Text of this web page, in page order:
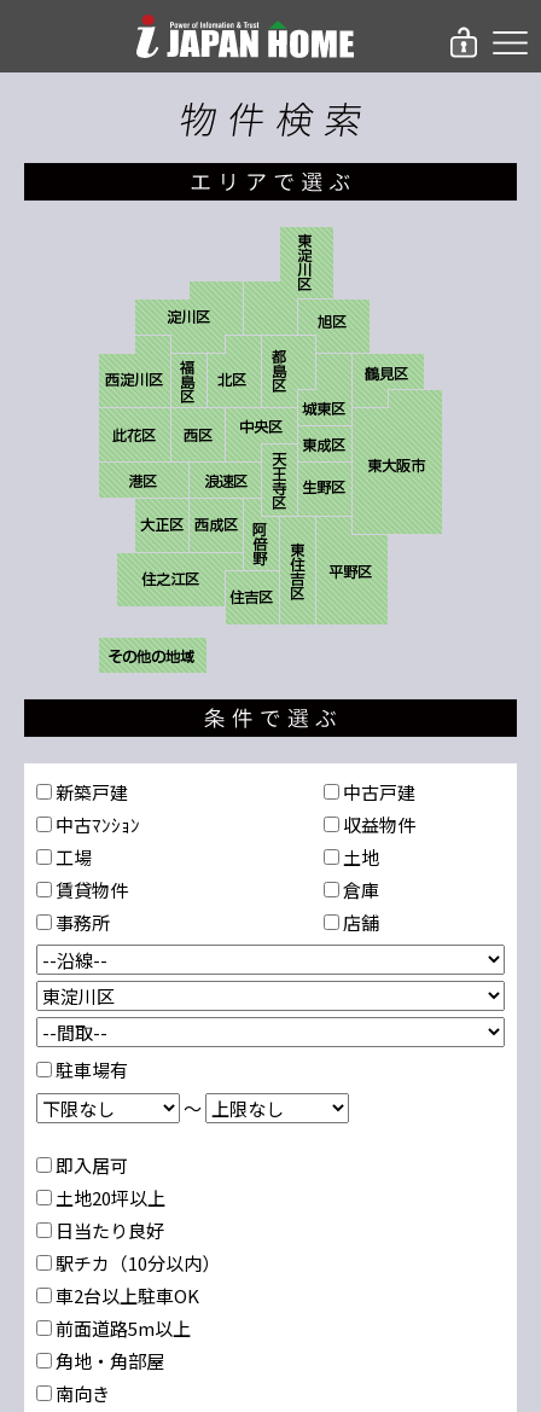
新築戸建
中古戸建
中古ﾏﾝｼｮﾝ
収益物件
工場
土地
賃貸物件
倉庫
事務所
店舗
駐車場有
～
即入居可
土地20坪以上
日当たり良好
駅チカ（10分以内）
車2台以上駐車OK
前面道路5m以上
角地・角部屋
南向き